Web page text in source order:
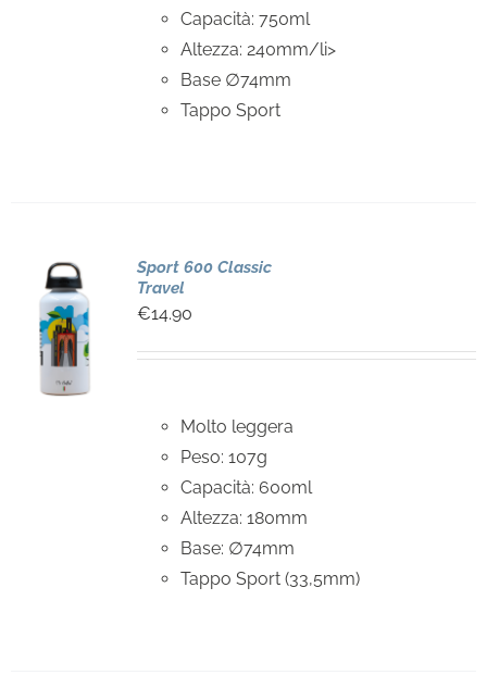
Capacità: 750ml
Altezza: 240mm/li>
Base ∅74mm
Tappo Sport
Sport 600 Classic
Travel
€14.90
Molto leggera
Peso: 107g
Capacità: 600ml
Altezza: 180mm
Base: ∅74mm
Tappo Sport (33,5mm)